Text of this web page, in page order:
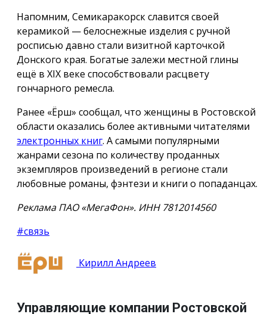
Напомним, Семикаракорск славится своей
керамикой — белоснежные изделия с ручной
росписью давно стали визитной карточкой
Донского края. Богатые залежи местной глины
ещё в XIX веке способствовали расцвету
гончарного ремесла.
Ранее «Ёрш» сообщал, что женщины в Ростовской
области оказались более активными читателями
электронных книг. А самыми популярными
жанрами сезона по количеству проданных
экземпляров произведений в регионе стали
любовные романы, фэнтези и книги о попаданцах.
Реклама ПАО «МегаФон». ИНН 7812014560
#связь
Кирилл Андреев
Управляющие компании Ростовской